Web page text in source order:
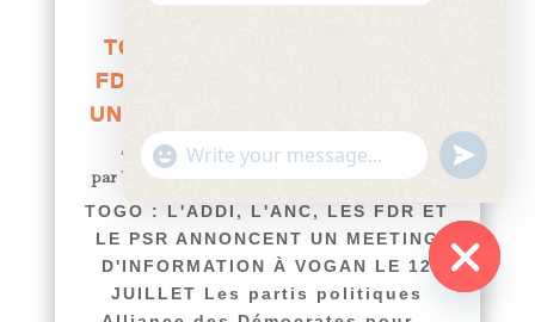
TOGO : L’ADDI, L’ANC, LES
FDR ET LE PSR ANNONCENT
UN MEETING D’INFORMATION
À VOGAN LE 12 JUILLET
parYawo KLOUSSE|Juin 29, 2026|Actualités
TOGO : L'ADDI, L'ANC, LES FDR ET
LE PSR ANNONCENT UN MEETING
D'INFORMATION À VOGAN LE 12
JUILLET Les partis politiques
"+chaty_settings.lang.emoji_picker+"
WhatsApp
undefined